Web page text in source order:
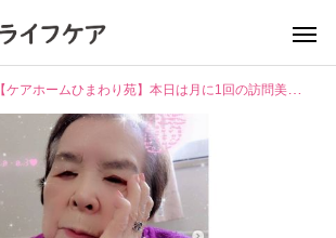
【ケアホームひまわり苑】本日は月に1回の訪問美容をご利用されておられますＡ様についての投稿です。